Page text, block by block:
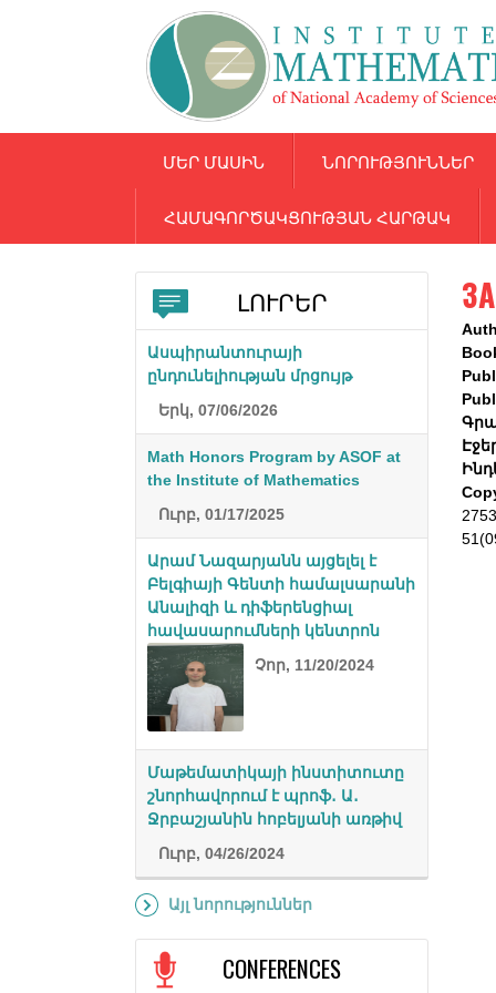
ՄԵՐ ՄԱՍԻՆ ՆՈՐՈՒԹՅՈՒՆՆԵՐ
ՀԱՄԱԳՈՐԾԱԿՑՈՒԹՅԱՆ ՀԱՐԹԱԿ
2753
ԼՈՒՐԵՐ
Ասպիրանտուրայի
ընդունելիության մրցույթ
Երկ, 07/06/2026
Math Honors Program by ASOF at
the Institute of Mathematics
Ուրբ, 01/17/2025
Արամ Նազարյանն այցելել է
Բելգիայի Գենտի համալսարանի
Անալիզի և դիֆերենցիալ
հավասարումների կենտրոն
Չոր, 11/20/2024
Մաթեմատիկայի ինստիտուտը
շնորհավորում է պրոֆ․ Ա․
Ջրբաշյանին հոբելյանի առթիվ
Ուրբ, 04/26/2024
Այլ նորություններ
CONFERENCES